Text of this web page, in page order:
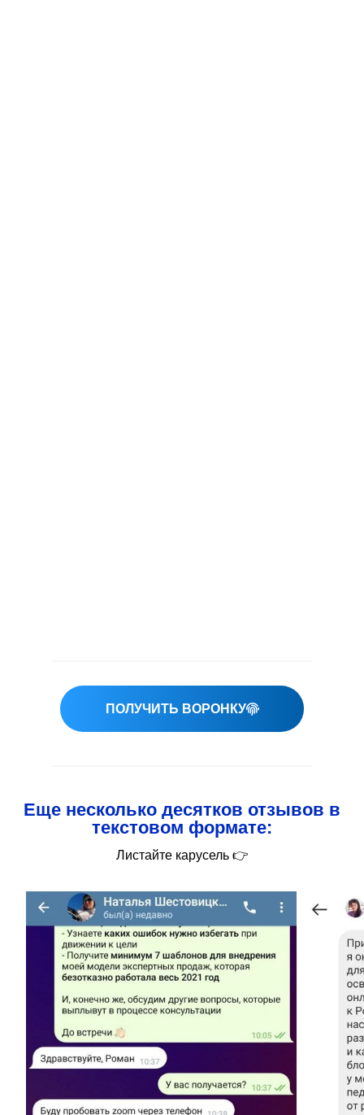
ПОЛУЧИТЬ ВОРОНКУ
Еще несколько десятков отзывов в
текстовом формате:
Листайте карусель 👉